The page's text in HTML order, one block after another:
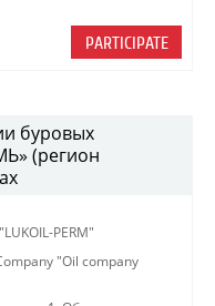
PARTICIPATE
буровых
(регион
PERM"
"Oil company